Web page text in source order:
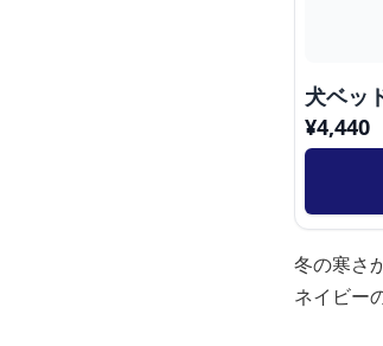
犬ベッ
¥4,440
冬の寒さ
ネイビー